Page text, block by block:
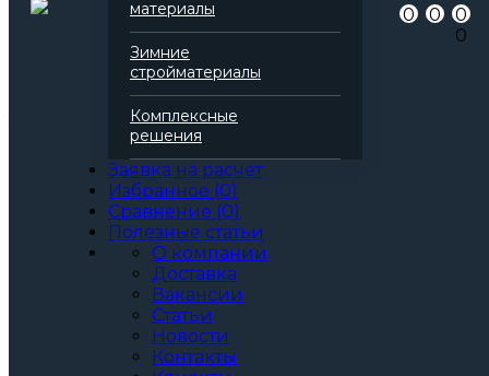
материалы
Зимние
стройматериалы
Комплексные
решения
Заявка на расчет
Избранное (0)
Сравнение (0)
Полезные статьи
О компании
Доставка
Вакансии
Статьи
Новости
Контакты
0 0
0
0
Rockwool
Венти Баттс
Оптима
Базальтовая вата
Все характеристики